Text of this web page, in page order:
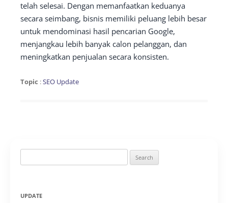
telah selesai. Dengan memanfaatkan keduanya
secara seimbang, bisnis memiliki peluang lebih besar
untuk mendominasi hasil pencarian Google,
menjangkau lebih banyak calon pelanggan, dan
meningkatkan penjualan secara konsisten.
Topic :SEO Update
for:
UPDATE